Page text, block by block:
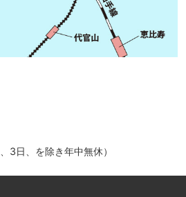
3日、を除き年中無休）